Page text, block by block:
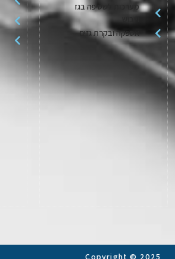
מערכות לשטיפה בגז
אספקה ובקרת גזים
Copyright © 2025